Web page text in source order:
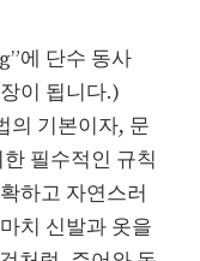
에 단수 동사
이 됩니다.)
의 기본이자, 문
필수적인 규칙
하고 자연스러
치 신발과 옷을